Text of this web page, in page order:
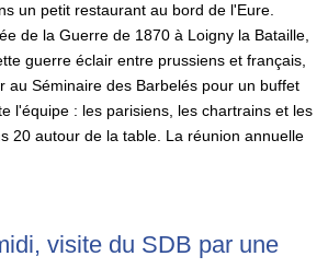
un petit restaurant au bord de l'Eure.
de la Guerre de 1870 à Loigny la Bataille,
guerre éclair entre prussiens et français,
au Séminaire des Barbelés pour un buffet
l'équipe : les parisiens, les chartrains et les
20 autour de la table. La réunion annuelle
visite du SDB par une